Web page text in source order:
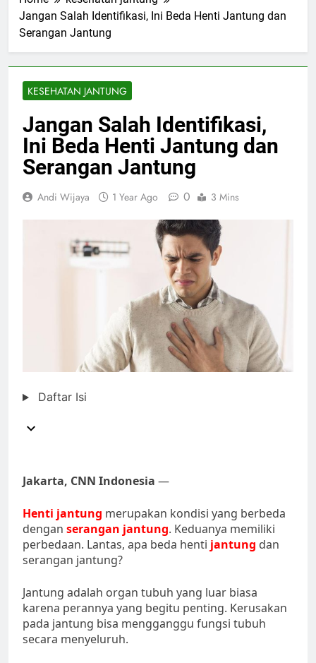
Jangan Salah Identifikasi, Ini Beda Henti Jantung dan
Serangan Jantung
KESEHATAN JANTUNG
Jangan Salah Identifikasi,
Ini Beda Henti Jantung dan
Serangan Jantung
Andi Wijaya 1 Year Ago 0 3 Mins
Daftar Isi
Jakarta, CNN Indonesia —
Henti jantung merupakan kondisi yang berbeda
dengan serangan jantung. Keduanya memiliki
perbedaan. Lantas, apa beda henti jantung dan
serangan jantung?
Jantung adalah organ tubuh yang luar biasa
karena perannya yang begitu penting. Kerusakan
pada jantung bisa mengganggu fungsi tubuh
secara menyeluruh.